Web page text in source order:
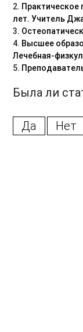
2. Практическое
лет. Учитель
3.
4. Высшее
Лечебная-
5.
Была ли
Да Нет